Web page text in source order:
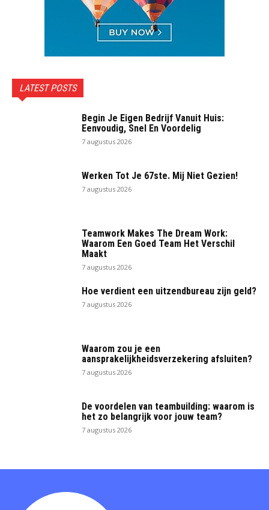
LATEST POSTS
Begin Je Eigen Bedrijf Vanuit Huis:
Eenvoudig, Snel En Voordelig
7 augustus 2026
Werken Tot Je 67ste. Mij Niet Gezien!
7 augustus 2026
Teamwork Makes The Dream Work:
Waarom Een Goed Team Het Verschil
Maakt
7 augustus 2026
Hoe verdient een uitzendbureau zijn geld?
7 augustus 2026
Waarom zou je een
aansprakelijkheidsverzekering afsluiten?
7 augustus 2026
De voordelen van teambuilding: waarom is
het zo belangrijk voor jouw team?
7 augustus 2026